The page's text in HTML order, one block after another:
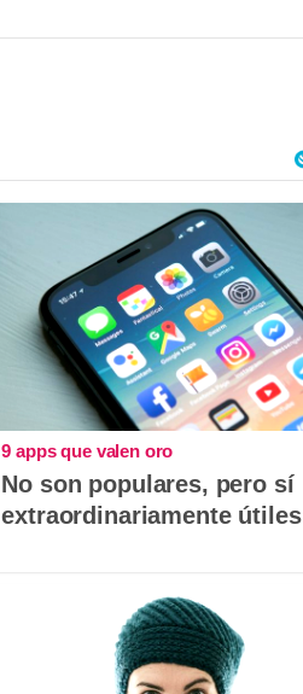
9 apps que valen oro
No son populares, pero sí
extraordinariamente útiles